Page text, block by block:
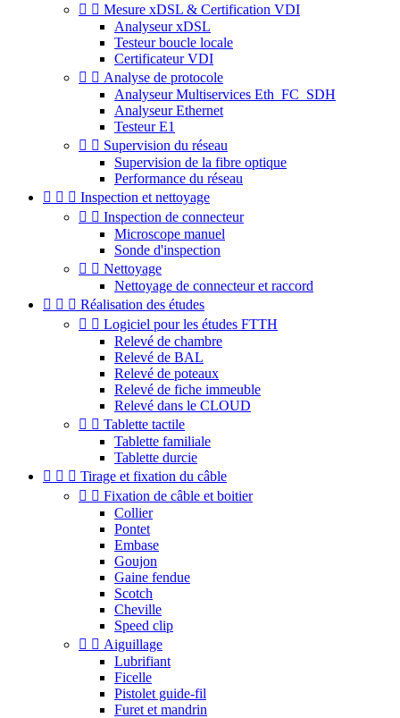
  Mesure xDSL & Certification VDI
Analyseur xDSL
Testeur boucle locale
Certificateur VDI
  Analyse de protocole
Analyseur Multiservices Eth_FC_SDH
Analyseur Ethernet
Testeur E1
  Supervision du réseau
Supervision de la fibre optique
Performance du réseau
   Inspection et nettoyage
  Inspection de connecteur
Microscope manuel
Sonde d'inspection
  Nettoyage
Nettoyage de connecteur et raccord
   Réalisation des études
  Logiciel pour les études FTTH
Relevé de chambre
Relevé de BAL
Relevé de poteaux
Relevé de fiche immeuble
Relevé dans le CLOUD
  Tablette tactile
Tablette familiale
Tablette durcie
   Tirage et fixation du câble
  Fixation de câble et boitier
Collier
Pontet
Embase
Goujon
Gaine fendue
Scotch
Cheville
Speed clip
  Aiguillage
Lubrifiant
Ficelle
Pistolet guide-fil
Furet et mandrin